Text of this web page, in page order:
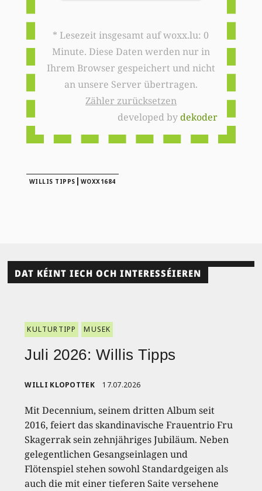
* Lesezeit insgesamt auf woxx.lu: 0
Minute. Diese Daten werden nur in
Ihrem Browser gespeichert und nicht
an unsere Server übertragen.
Zähler zurücksetzen
developed bydekoder
WILLIS TIPPS | WOXX1684
DAT KÉINT IECH OCH INTERESSÉIEREN
KULTURTIPP MUSEK
Juli 2026: Willis Tipps
WILLI KLOPOTTEK 17.07.2026
Mit Decennium, seinem dritten Album seit
2016, feiert das skandinavische Frauentrio Fru
Skagerrak sein zehnjähriges Jubiläum. Neben
gelegentlichen Gesangseinlagen und
Flötenspiel stehen sowohl Standardgeigen als
auch die mit einer tieferen Saite versehene